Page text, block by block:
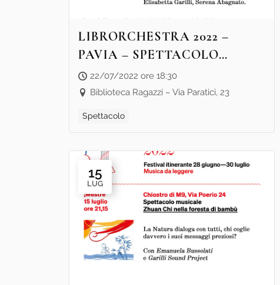
LIBRORCHESTRA 2022 –
PAVIA – SPETTACOLO
D’ALTRI TEMPI “TEATRINI
DELLE ORE”
22/07/2022 ore 18:30
Biblioteca Ragazzi – Via Paratici, 23
Spettacolo
15
LUG